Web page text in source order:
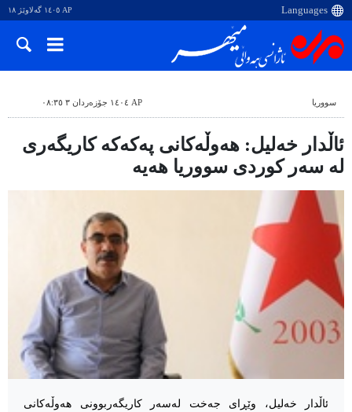
AP ١٤٠٥ گەلاوێژ ١٨
سووریا AP ١٤٠٤ جۆزەردان ٣ ٠٨:٣٥
ئاڵدار خەلیل: هەوڵەکانی پەکەکە کاریگەری
لە سەر کوردی سووریا هەیە
ئاڵدار خەلیل، وێڕای جەخت لەسەر کاریگەربوونی هەوڵەکانی